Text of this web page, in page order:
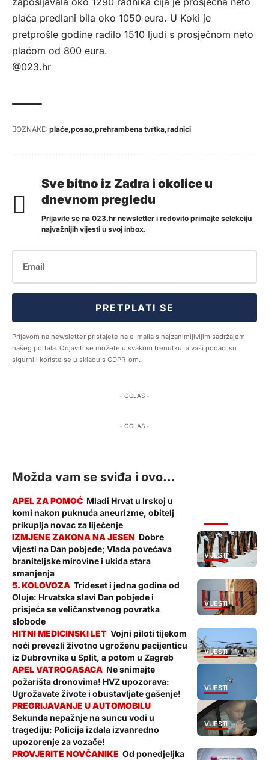
plaća predlani bila oko 1050 eura. U Koki je
pretprošle godine radilo 1510 ljudi s prosječnom neto
plaćom od 800 eura.
@023.hr
OZNAKE: plaće posao prehrambena tvrtka radnici
Sve bitno iz Zadra i okolice u
dnevnom pregledu
Prijavite se na 023.hr newsletter i redovito primajte selekciju
najvažnijih vijesti u svoj inbox.
PRETPLATI SE
Prijavom na newsletter pristajete na e-maila s najzanimljivijim sadržajem
našeg portala. Odjaviti se možete u svakom trenutku, a vaši podaci su
sigurni i koriste se u skladu s GDPR-om.
- OGLAS -
- OGLAS -
Možda vam se sviđa i ovo...
Mladi Hrvat u Irskoj u
komi nakon puknuća aneurizme, obitelj
prikuplja novac za liječenje
VIJESTI
Dobre
vijesti na Dan pobjede; Vlada povećava
braniteljske mirovine i ukida stara
smanjenja
VIJESTI
Trideset i jedna godina od
Oluje: Hrvatska slavi Dan pobjede i
prisjeća se veličanstvenog povratka
slobode
VIJESTI
Vojni piloti tijekom
noći prevezli životno ugroženu pacijenticu
iz Dubrovnika u Split, a potom u Zagreb
VIJESTI
Ne snimajte
požarišta dronovima! HVZ upozorava:
Ugrožavate živote i obustavljate gašenje!
VIJESTI
Sekunda nepažnje na suncu vodi u
tragediju: Policija izdala izvanredno
upozorenje za vozače!
Od ponedjeljka